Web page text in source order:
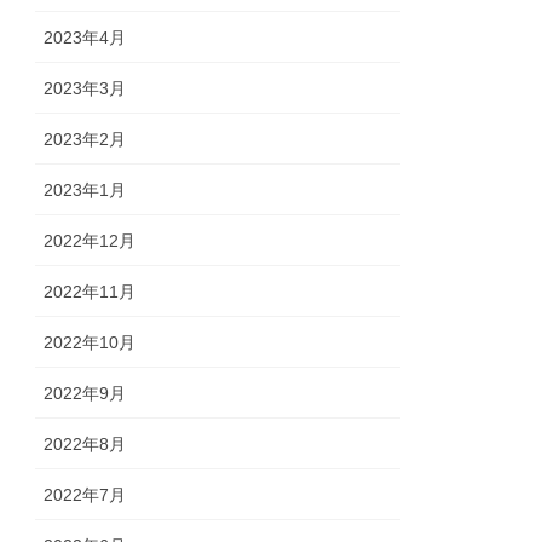
2023年4月
2023年3月
2023年2月
2023年1月
2022年12月
2022年11月
2022年10月
2022年9月
2022年8月
2022年7月